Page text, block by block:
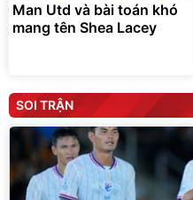
Man Utd và bài toán khó
mang tên Shea Lacey
SOI TRẬN